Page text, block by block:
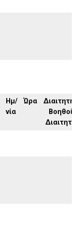
Ημ/
νία
Ώρα
Διαιτητής,
Βοηθοί
Διαιτητή